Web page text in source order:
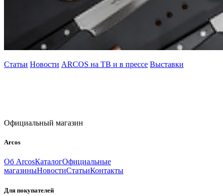
Статьи Новости ARCOS на ТВ и в прессе Выставки
Официальный магазин
Arcos
Об ArcosКаталогОфициальные
магазиныНовостиСтатьиКонтакты
Для покупателей